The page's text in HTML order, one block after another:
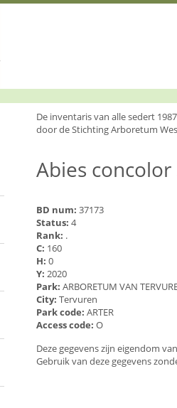
De inventaris van alle sedert
door de Stichting Arboretum
Abies
BD num: 37173
Status: 4
Rank: .
C: 160
H: 0
Y: 2020
Park: ARBORETUM VAN
City: Tervuren
Park code: ARTER
Access code: O
Deze gegevens zijn eigendom
Gebruik van deze gegevens